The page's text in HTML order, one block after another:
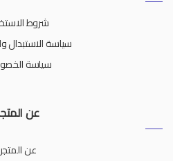
شروط
سياسة الاستبدال
سياسة
عن
عن المتجر